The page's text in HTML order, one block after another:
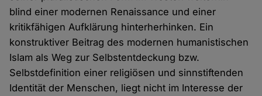
blind einer modernen Renaissance und einer
kritikfähigen Aufklärung hinterherhinken. Ein
konstruktiver Beitrag des modernen humanistischen
Islam als Weg zur Selbstentdeckung bzw.
Selbstdefinition einer religiösen und sinnstiftenden
Identität der Menschen, liegt nicht im Interesse der